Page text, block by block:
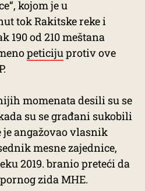
kojom je u
tok Rakitske reke i
190 od 210 meštana
peticijuprotiv ove
momenata desili su se
su se građani sukobili
je angažovao vlasnik
mesne zajednice,
2019. branio preteći da
zida MHE.